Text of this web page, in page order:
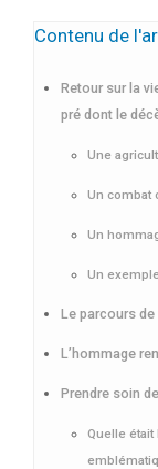
Contenu de
Retour sur la
pré dont le
Une
Un combat
Un
Un
Le parcours de
L’hommage
Prendre soin
Quelle